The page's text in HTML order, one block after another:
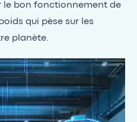
le bon fonctionnement de
qui pèse sur les
planète.